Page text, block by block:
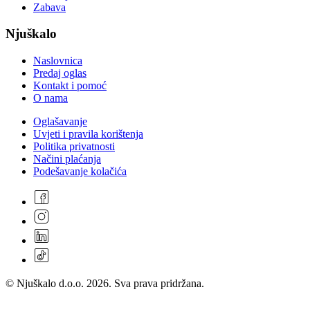
Zabava
Njuškalo
Naslovnica
Predaj oglas
Kontakt i pomoć
O nama
Oglašavanje
Uvjeti i pravila korištenja
Politika privatnosti
Načini plaćanja
Podešavanje kolačića
© Njuškalo d.o.o. 2026. Sva prava pridržana.